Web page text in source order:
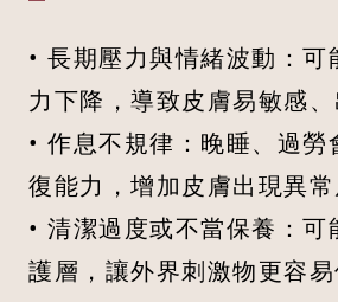
• 長期壓力與情緒波動：可
力下降，導致皮膚易敏感、
• 作息不規律：晚睡、過勞
復能力，增加皮膚出現異常
• 清潔過度或不當保養：可
護層，讓外界刺激物更容易